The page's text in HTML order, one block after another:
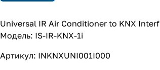
Universal IR Air Conditioner to KNX
Модель: IS-IR-KNX-1i
Артикул: INKNXUNI001I000